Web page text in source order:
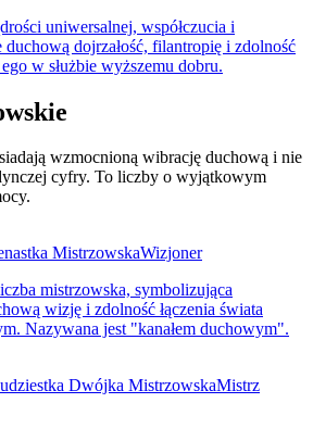
uniwersalnej, współczucia i
dojrzałość, filantropię i zdolność
w służbie wyższemu dobru.
wzmocnioną wibrację duchową i nie
cyfry. To liczby o wyjątkowym
MistrzowskaWizjoner
mistrzowska, symbolizująca
wizję i zdolność łączenia świata
Nazywana jest "kanałem duchowym".
Dwójka MistrzowskaMistrz